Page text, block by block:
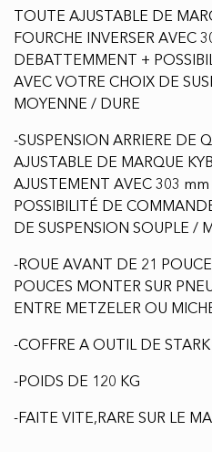
TOUTE AJUSTABLE DE
FOURCHE INVERSER AVEC
DEBATTEMMENT +
AVEC VOTRE CHOIX DE
MOYENNE / DURE
-SUSPENSION ARRIERE DE
AJUSTABLE DE MARQUE
AJUSTEMENT AVEC 303
POSSIBILITÉ DE
DE SUSPENSION SOUPLE /
-ROUE AVANT DE 21
POUCES MONTER SUR
ENTRE METZELER OU
-COFFRE A OUTIL DE STARK
-POIDS DE 120 KG
-FAITE VITE,RARE SUR LE